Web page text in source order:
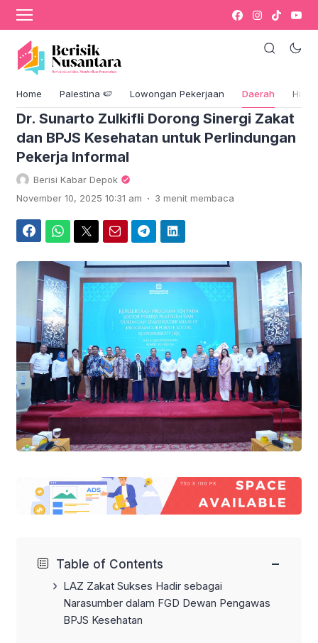
Home Palestina 🍉 Lowongan Pekerjaan Daerah
Komentar › Blog & Berita
Dr. Sunarto Zulkifli Dorong Sinergi Zakat
dan BPJS Kesehatan untuk Perlindungan
Pekerja Informal
Berisi Kabar Depok
November 10, 2025 10:31 am . 3 menit membaca
Table of Contents −
LAZ Zakat Sukses Hadir sebagai
Narasumber dalam FGD Dewan Pengawas
BPJS Kesehatan